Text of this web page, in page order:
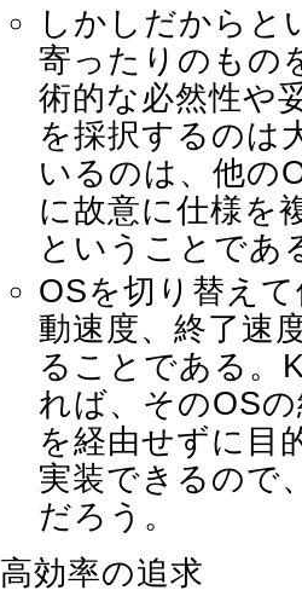
しかしだからと
寄ったりのもの
術的な必然性や
を採択するのは
いるのは、他の
に故意に仕様を
ということであ
OSを切り替え
動速度、終了速
ることである。
れば、そのOS
を経由せずに目
実装できるので
だろう。
高効率の追求